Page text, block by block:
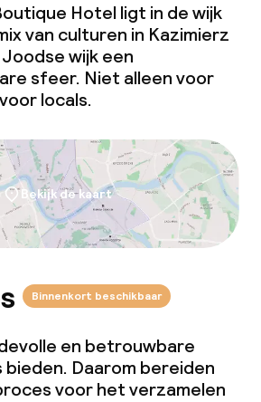
of andere feesten
Hotel ligt in de wijk
van culturen in Kazimierz
wijk een
sfeer. Niet alleen voor
locals.
Bekijk de kaart
Binnenkort beschikbaar
en betrouwbare
Daarom bereiden
voor het verzamelen